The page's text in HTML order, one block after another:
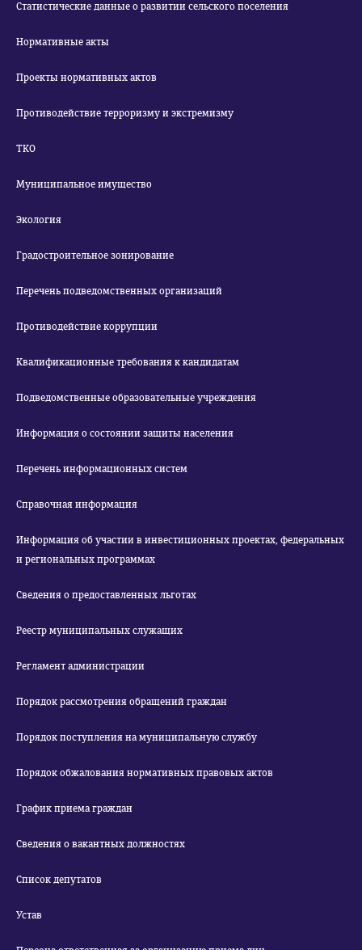
Статистические данные о развитии сельского поселения
Нормативные акты
Проекты нормативных актов
Противодействие терроризму и экстремизму
ТКО
Муниципальное имущество
Экология
Градостроительное зонирование
Перечень подведомственных организаций
Противодействие коррупции
Квалификационные требования к кандидатам
Подведомственные образовательные учреждения
Информация о состоянии защиты населения
Перечень информационных систем
Справочная информация
Информация об участии в инвестиционных проектах, федеральных
и региональных программах
Сведения о предоставленных льготах
Реестр муниципальных служащих
Регламент администрации
Порядок рассмотрения обращений граждан
Порядок поступления на муниципальную службу
Порядок обжалования нормативных правовых актов
График приема граждан
Сведения о вакантных должностях
Список депутатов
Устав